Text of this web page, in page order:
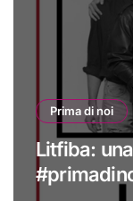
Prima di noi
Litfiba: